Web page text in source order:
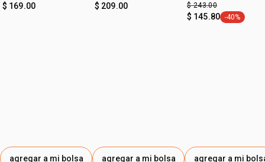
$ 169.00
agregar a mi bolsa
$ 209.00
agregar a mi bolsa
$ 243.00
$ 145.80 etiqueta -
-40%
agregar a mi